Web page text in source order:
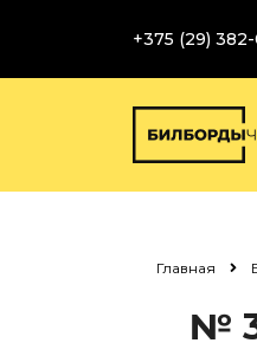
+375 (29)
Главная
№